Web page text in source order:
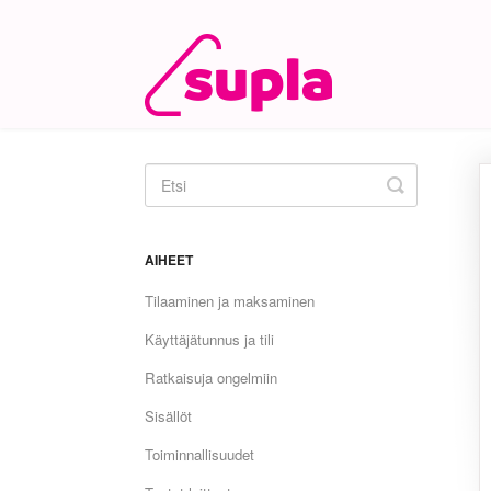
Toggle
Search
AIHEET
Tilaaminen ja maksaminen
Käyttäjätunnus ja tili
Ratkaisuja ongelmiin
Sisällöt
Toiminnallisuudet